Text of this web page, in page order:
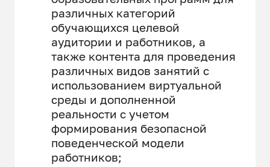
различных категорий
обучающихся целевой
аудитории и работников, а
также контента для проведения
различных видов занятий с
использованием виртуальной
среды и дополненной
реальности с учетом
формирования безопасной
поведенческой модели
работников;